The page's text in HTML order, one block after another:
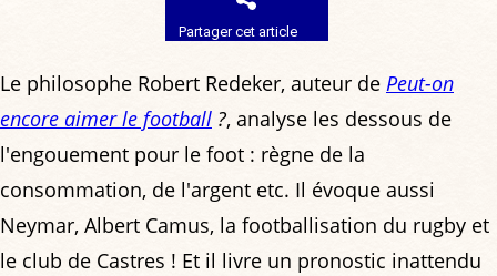
Partager cet article
Le philosophe Robert Redeker, auteur de Peut-on
encore aimer le football ?, analyse les dessous de
l'engouement pour le foot : règne de la
consommation, de l'argent etc. Il évoque aussi
Neymar, Albert Camus, la footballisation du rugby et
le club de Castres ! Et il livre un pronostic inattendu